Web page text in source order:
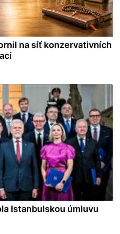
na síť konzervativních
Istanbulskou úmluvu